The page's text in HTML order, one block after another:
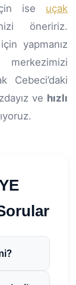
ise uçak
öneririz.
yapmanız
Cebeci’daki
ve hızlı